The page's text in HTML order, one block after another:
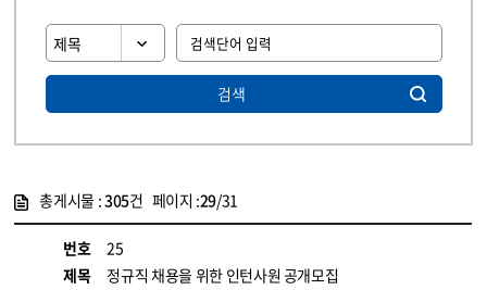
검색
총게시물 :305건 페이지 :29/31
번호
25
제목
정규직 채용을 위한 인턴사원 공개모집